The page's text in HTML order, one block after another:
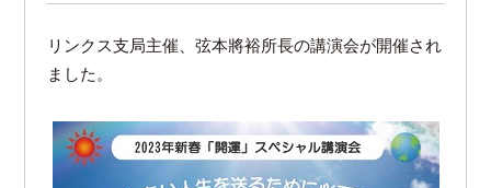
リンクス支局主催、弦本將裕所長の講演会が開催され
ました。